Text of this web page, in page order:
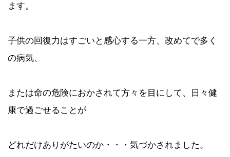
ます。
子供の回復力はすごいと感心する一方、改めてで多く
の病気、
または命の危険におかされて方々を目にして、日々健
康で過ごせることが
どれだけありがたいのか・・・気づかされました。